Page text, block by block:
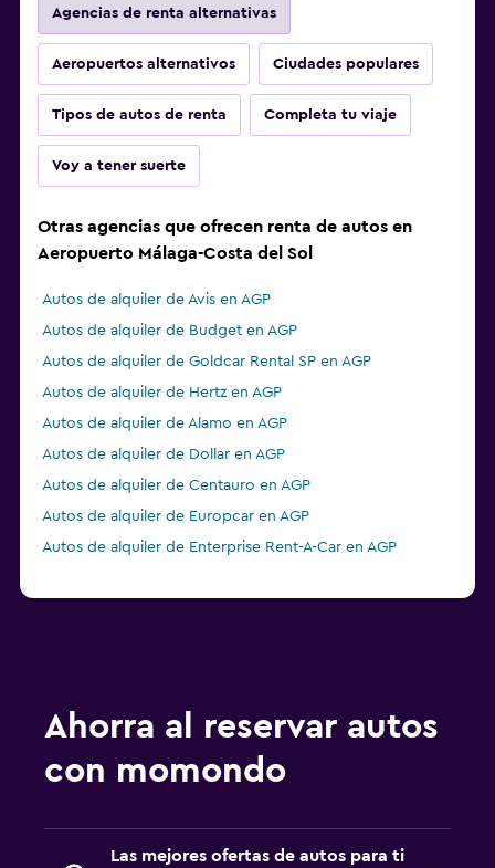
Agencias de renta alternativas
Aeropuertos alternativos Ciudades populares
Tipos de autos de renta Completa tu viaje
Voy a tener suerte
Otras agencias que ofrecen renta de autos en
Aeropuerto Málaga-Costa del Sol
Autos de alquiler de Avis en AGP
Autos de alquiler de Budget en AGP
Autos de alquiler de Goldcar Rental SP en AGP
Autos de alquiler de Hertz en AGP
Autos de alquiler de Alamo en AGP
Autos de alquiler de Dollar en AGP
Autos de alquiler de Centauro en AGP
Autos de alquiler de Europcar en AGP
Autos de alquiler de Enterprise Rent-A-Car en AGP
Ahorra al reservar autos
con momondo
Las mejores ofertas de autos para ti